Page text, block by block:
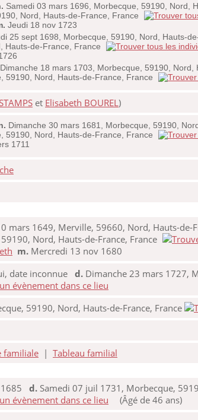
Samedi 03 mars 1696, Morbecque, 59190, Nord,
Nord, Hauts-de-France, France
Jeudi 18 nov 1723
25 sept 1698, Morbecque, 59190, Nord, Hauts-
Hauts-de-France, France
Dimanche 18 mars 1703, Morbecque, 59190, Nord,
59190, Nord, Hauts-de-France, France
et Elisabeth BOUREL)
Dimanche 30 mars 1681, Morbecque, 59190,
59190, Nord, Hauts-de-France, France
1711
mars 1649, Merville, 59660, Nord, Hauts-de-
Nord, Hauts-de-France, France
m. Mercredi 13 nov 1680
date inconnue d. Dimanche 23 mars 1727,
59190, Nord, Hauts-de-France, France
familiale | Tableau familial
d. Samedi 07 juil 1731, Morbecque,
(Âgé de 46 ans)